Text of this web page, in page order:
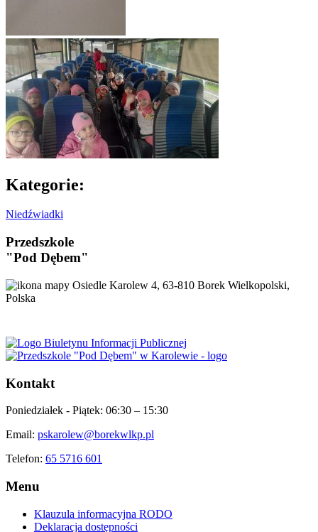
Kategorie:
Niedźwiadki
Przedszkole
"Pod Dębem"
Osiedle Karolew 4, 63-810 Borek Wielkopolski,
Polska
Kontakt
Poniedziałek - Piątek: 06:30 – 15:30
Email: pskarolew@borekwlkp.pl
Telefon: 65 5716 601
Menu
Klauzula informacyjna RODO
Deklaracja dostępności